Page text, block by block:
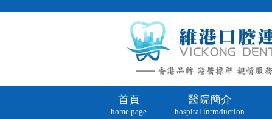
首頁
home page
醫院簡介
hospital introduction